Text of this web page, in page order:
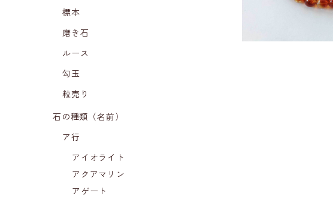
標本
磨き石
ルース
勾玉
粒売り
石の種類（名前）
ア行
アイオライト
アクアマリン
アゲート